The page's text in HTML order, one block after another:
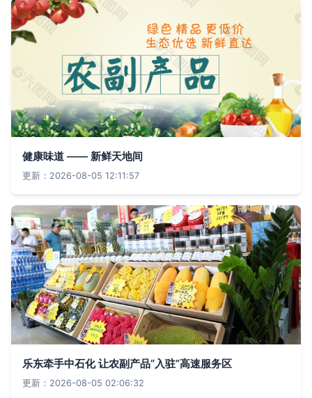
健康味道 —— 新鲜天地间
更新：2026-08-05 12:11:57
乐东牵手中石化 让农副产品“入驻”高速服务区
更新：2026-08-05 02:06:32